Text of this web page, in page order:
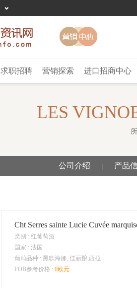
求职招聘 营销探索 进口招商中心
LES
公司介绍 产品
Cht Serres sainte Lucie Cuvée
类别 : 红葡萄酒
国家 : 法国
葡萄品种 : 黑歌海娜, 佳丽酿,西拉
FOB参考价格 : 0欧元